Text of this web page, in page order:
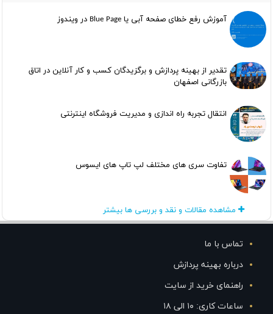
آموزش رفع خطای صفحه آبی یا Blue Page در ویندوز
تقدیر از بهینه پردازش و برگزیدگان کسب و کار آنلاین در اتاق
بازرگانی اصفهان
انتقال تجربه راه اندازی و مدیریت فروشگاه اینترنتی
تفاوت سری های مختلف لپ تاپ های ایسوس
مشاهده مقالات و نقد و بررسی ها بیشتر
تماس با ما
درباره بهینه پردازش
راهنمای خرید از سایت
ساعات کاری: ۱۰ الی ۱۸